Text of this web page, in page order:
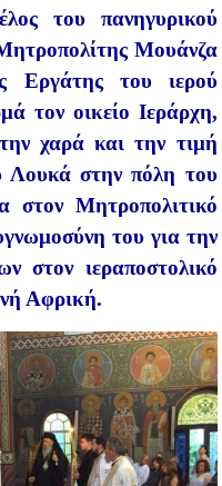
του πανηγυρικού
Μουάνζα
Εργάτης του ιερού
τον οικείο Ιεράρχη,
χαρά και την τιμή
Λουκά στην πόλη του
στον Μητροπολιτικό
του για την
στον ιεραποστολικό
Αφρική.